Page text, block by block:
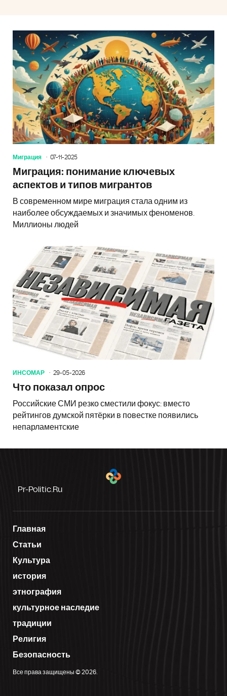
Миграция 07-11-2025
Миграция: понимание ключевых
аспектов и типов мигрантов
В современном мире миграция стала одним из
наиболее обсуждаемых и значимых феноменов.
Миллионы людей
ИНСОМАР 29-05-2026
Что показал опрос
Российские СМИ резко сместили фокус: вместо
рейтингов думской пятёрки в повестке появились
непарламентские
Pr-Politic.ru
Главная
Статьи
Культура
история
этнография
культурное наследие
традиции
Религия
Безопасность
Все права защищены © 2026.